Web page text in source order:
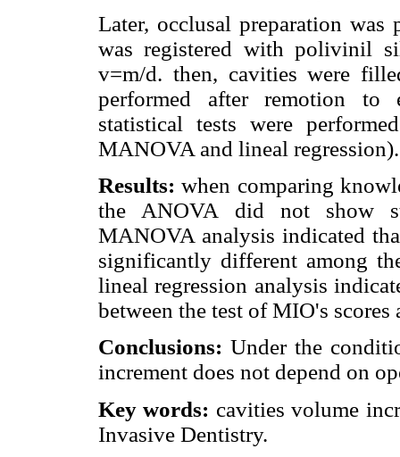
Later, occlusal preparation
was registered with polivinil
v=m/d. then, cavities were
performed after remotion to
statistical tests were
MANOVA and lineal regression).
Results: when comparing
the ANOVA did not show
MANOVA analysis indicated
significantly different among
lineal regression analysis
between the test of MIO's
Conclusions: Under the
increment does not depend on
Key words: cavities volume
Invasive Dentistry.